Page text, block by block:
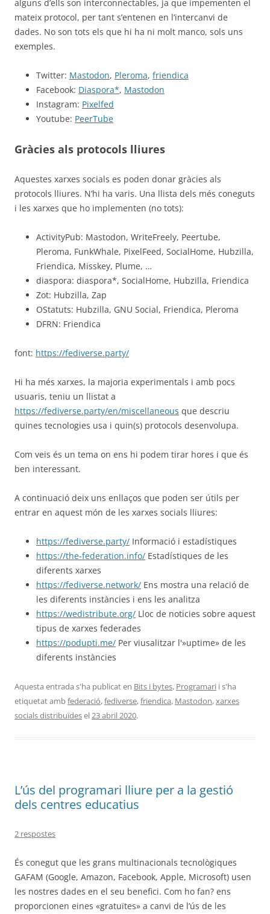
alguns d’ells son interconnectables, ja que impementen el
mateix protocol, per tant s’entenen en l’intercanvi de
dades. No son tots els que hi ha ni molt manco, sols uns
exemples.
Twitter: Mastodon, Pleroma, friendica
Facebook: Diaspora*, Mastodon
Instagram: Pixelfed
Youtube: PeerTube
Gràcies als protocols lliures
Aquestes xarxes socials es poden donar gràcies als
protocols lliures. N’hi ha varis. Una llista dels més coneguts
i les xarxes que ho implementen (no tots):
ActivityPub: Mastodon, WriteFreely, Peertube,
Pleroma, FunkWhale, PixelFeed, SocialHome, Hubzilla,
Friendica, Misskey, Plume, …
diaspora: diaspora*, SocialHome, Hubzilla, Friendica
Zot: Hubzilla, Zap
OStatuts: Hubzilla, GNU Social, Friendica, Pleroma
DFRN: Friendica
font: https://fediverse.party/
Hi ha més xarxes, la majoria experimentals i amb pocs
usuaris, teniu un llistat a
https://fediverse.party/en/miscellaneous que descriu
quines tecnologies usa i quin(s) protocols desenvolupa.
Com veis és un tema on ens hi podem tirar hores i que és
ben interessant.
A continuació deix uns enllaços que poden ser útils per
entrar en aquest món de les xarxes socials lliures:
https://fediverse.party/ Informació i estadístiques
https://the-federation.info/ Estadístiques de les
diferents xarxes
https://fediverse.network/ Ens mostra una relació de
les diferents instàncies i ens les analitza
https://wedistribute.org/ Lloc de noticies sobre aquest
tipus de xarxes federades
https://podupti.me/ Per viusalitzar l'»uptime» de les
diferents instàncies
Aquesta entrada s'ha publicat en Bits i bytes, Programari i s'ha
etiquetat ambfederació,fediverse,friendica, Mastodon,xarxes
socials distribuïdesel23 abril 2020.
L’ús del programari lliure per a la gestió
dels centres educatius
2 respostes
És conegut que les grans multinacionals tecnològiques
GAFAM (Google, Amazon, Facebook, Apple, Microsoft) usen
les nostres dades en el seu benefici. Com ho fan? ens
proporcionen eines «gratuïtes» a canvi de l’ús de les